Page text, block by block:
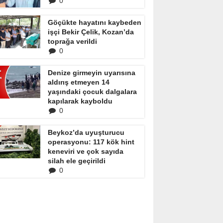
Göçükte hayatını kaybeden
işçi Bekir Çelik, Kozan’da
toprağa verildi
0
Denize girmeyin uyarısına
aldırış etmeyen 14
yaşındaki çocuk dalgalara
kapılarak kayboldu
0
Beykoz’da uyuşturucu
operasyonu: 117 kök hint
keneviri ve çok sayıda
silah ele geçirildi
0